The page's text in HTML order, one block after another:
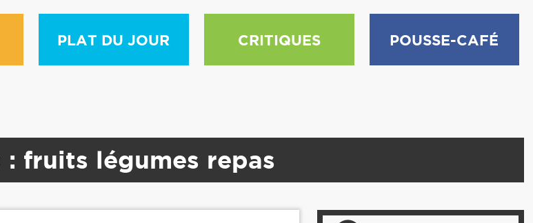
PLAT DU JOUR CRITIQUES POUSSE-CAFÉ
: fruits légumes repas